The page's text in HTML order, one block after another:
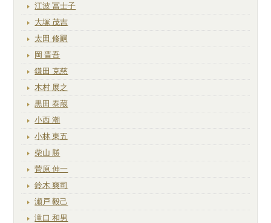
江波 冨士子
大塚 茂吉
太田 修嗣
岡 晋吾
鎌田 克慈
木村 展之
黒田 泰蔵
小西 潮
小林 東五
柴山 勝
菅原 伸一
鈴木 爽司
瀬戸 毅己
滝口 和男